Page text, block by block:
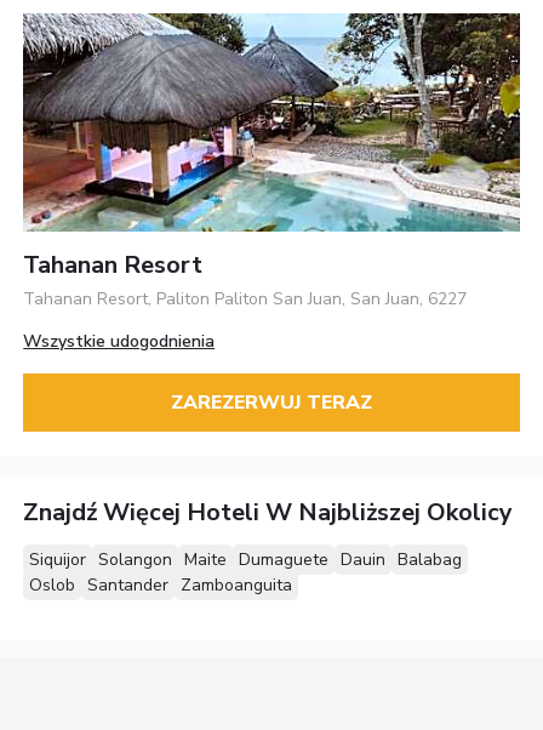
Tahanan Resort
Tahanan Resort, Paliton Paliton San Juan, San Juan, 6227
Wszystkie udogodnienia
ZAREZERWUJ TERAZ
Znajdź Więcej Hoteli W Najbliższej Okolicy
Siquijor Solangon Maite Dumaguete Dauin Balabag
Oslob Santander Zamboanguita